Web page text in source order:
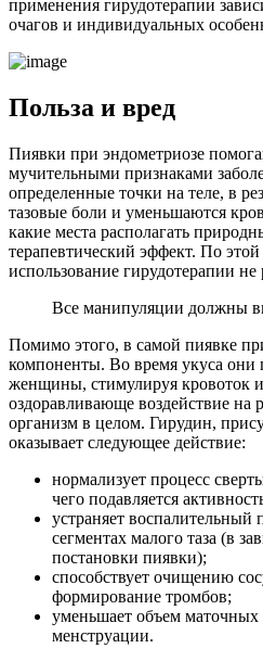
применения гирудотерапии
очагов и индивидуальных
Польза и вред
Пиявки при эндометриозе
мучительными признаками
определенные точки на теле, в
тазовые боли и уменьшаются
какие места располагать
терапевтический эффект. По
использование гирудотерапии не
Все манипуляции должны
Помимо этого, в самой пиявке
компоненты. Во время укуса они
женщины, стимулируя кровоток
оздоравливающе воздействие на
организм в целом. Гирудин,
оказывает следующее действие:
нормализует процесс
чего подавляется
устраняет воспалительный
сегментах малого таза (в
постановки пиявки);
способствует очищению
формирование тромбов;
уменьшает объем маточных
менструации.